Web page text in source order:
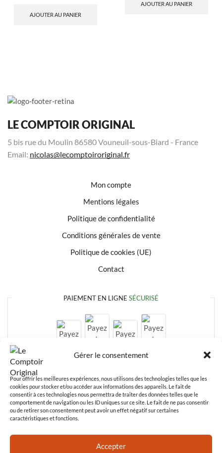
Gérer le consentement
Pour offrir les meilleures expériences, nous utilisons des technologies telles que les
cookies pour stocker et/ou accéder aux informations des appareils. Le fait de
consentir à ces technologies nous permettra de traiter des données telles que le
comportement de navigation ou les ID uniques sur ce site. Le fait de ne pas consentir
ou de retirer son consentement peut avoir un effet négatif sur certaines
caractéristiques et fonctions.
Accepter
AJOUTER AU PANIER
AJOUTER AU PANIER
LE COMPTOIR ORIGINAL
5 bis rue du Moulin 86580 Vouneuil-sous-Biard - France
Email: nicolas@lecomptoiroriginal.fr
Mon compte
Mentions légales
Politique de confidentialité
Conditions générales de vente
Politique de cookies (UE)
Contact
PAIEMENT EN LIGNE SÉCURISÉ